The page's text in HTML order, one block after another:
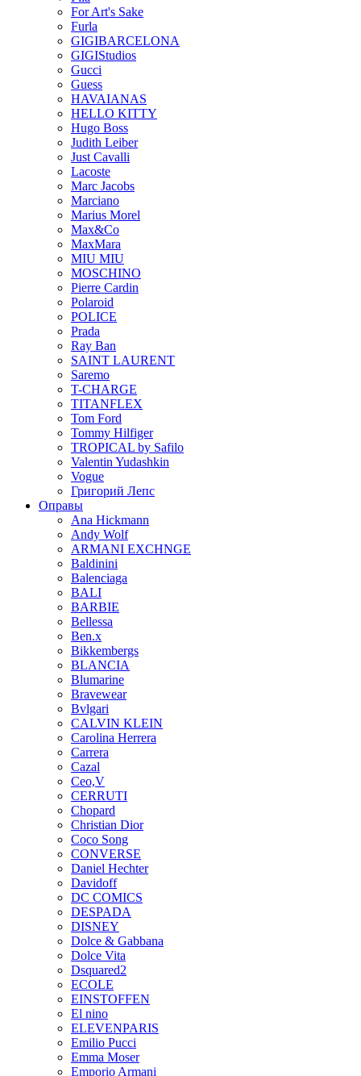
For Art's Sake
Furla
GIGIBARCELONA
GIGIStudios
Gucci
Guess
HAVAIANAS
HELLO KITTY
Hugo Boss
Judith Leiber
Just Cavalli
Lacoste
Marc Jacobs
Marciano
Marius Morel
Max&Co
MaxMara
MIU MIU
MOSCHINO
Pierre Cardin
Polaroid
POLICE
Prada
Ray Ban
SAINT LAURENT
Saremo
T-CHARGE
TITANFLEX
Tom Ford
Tommy Hilfiger
TROPICAL by Safilo
Valentin Yudashkin
Vogue
Григорий Лепс
Оправы
Ana Hickmann
Andy Wolf
ARMANI EXCHNGE
Baldinini
Balenciaga
BALI
BARBIE
Bellessa
Ben.x
Bikkembergs
BLANCIA
Blumarine
Bravewear
Bvlgari
CALVIN KLEIN
Carolina Herrera
Carrera
Cazal
Ceo,V
CERRUTI
Chopard
Christian Dior
Coco Song
CONVERSE
Daniel Hechter
Davidoff
DC COMICS
DESPADA
DISNEY
Dolce & Gabbana
Dolce Vita
Dsquared2
ECOLE
EINSTOFFEN
El nino
ELEVENPARIS
Emilio Pucci
Emma Moser
Emporio Armani